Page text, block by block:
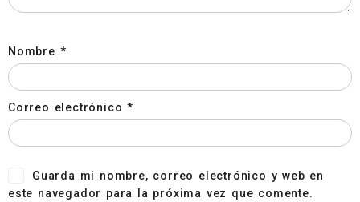
Nombre *
Correo electrónico*
Guarda mi nombre, correo electrónico y web en
este navegador para la próxima vez que comente.